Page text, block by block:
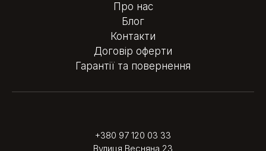
Про нас
Блог
Контакти
Договір оферти
Гарантії та повернення
+380 97 120 03 33
Вулиця Весняна 23